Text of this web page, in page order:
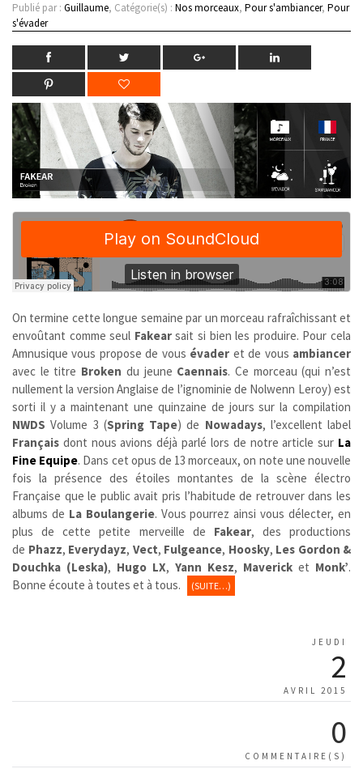
Publié par : Guillaume, Catégorie(s) : Nos morceaux, Pour s'ambiancer, Pour
s'évader
On termine cette longue semaine par un morceau rafraîchissant et
envoûtant comme seul Fakearsait si bien les produire. Pour cela
Amnusique vous propose de vous évader et de vous ambiancer
avec le titre Broken du jeune Caennais. Ce morceau (qui n’est
nullement la version Anglaise de l’ignominie de Nolwenn Leroy) est
sorti il y a maintenant une quinzaine de jours sur la compilation
NWDS Volume 3 (Spring Tape) de Nowadays, l’excellent label
Français dont nous avions déjà parlé lors de notre article sur La
Fine Equipe. Dans cet opus de 13 morceaux, on note une nouvelle
fois la présence des étoiles montantes de la scène électro
Française que le public avait pris l’habitude de retrouver dans les
albums de La Boulangerie. Vous pourrez ainsi vous délecter, en
plus de cette petite merveille de Fakear, des productions
de Phazz, Everydayz, Vect, Fulgeance, Hoosky, Les Gordon &
Douchka (Leska), Hugo LX, Yann Kesz, Maverick et Monk’.
Bonne écoute à toutes et à tous.
(SUITE…)
JEUDI
2
AVRIL 2015
0
COMMENTAIRE(S)